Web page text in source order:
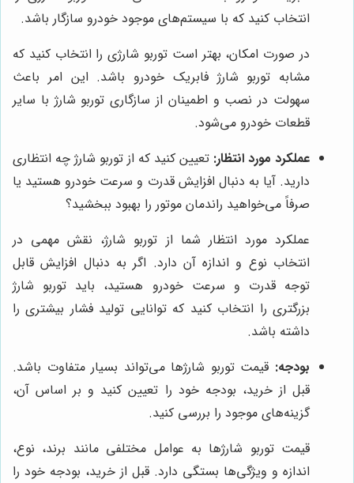
انتخاب کنید که با سیستم‌های موجود خودرو سازگار باشد.
در صورت امکان، بهتر است توربو شارژی را انتخاب کنید که
مشابه توربو شارژ فابریک خودرو باشد. این امر باعث
سهولت در نصب و اطمینان از سازگاری توربو شارژ با سایر
قطعات خودرو می‌شود.
عملکرد مورد انتظار: تعیین کنید که از توربو شارژ چه انتظاری
دارید. آیا به دنبال افزایش قدرت و سرعت خودرو هستید یا
صرفاً می‌خواهید راندمان موتور را بهبود ببخشید؟
عملکرد مورد انتظار شما از توربو شارژ، نقش مهمی در
انتخاب نوع و اندازه آن دارد. اگر به دنبال افزایش قابل
توجه قدرت و سرعت خودرو هستید، باید توربو شارژ
بزرگتری را انتخاب کنید که توانایی تولید فشار بیشتری را
داشته باشد.
بودجه: قیمت توربو شارژها می‌تواند بسیار متفاوت باشد.
قبل از خرید، بودجه خود را تعیین کنید و بر اساس آن،
گزینه‌های موجود را بررسی کنید.
قیمت توربو شارژها به عوامل مختلفی مانند برند، نوع،
اندازه و ویژگی‌ها بستگی دارد. قبل از خرید، بودجه خود را